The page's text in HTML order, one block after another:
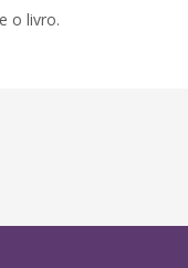
o livro.